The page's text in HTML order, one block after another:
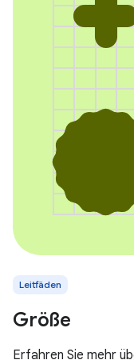
Leitfäden
Größe
Erfahren Sie mehr